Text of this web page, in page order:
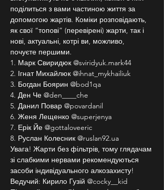
поділиться з вами частиною життя за
допомогою жартів. Коміки розповідають,
як свої “топові” (перевірені) жарти, так і
нові, актуальні, котрі ви, можливо,
почуєте першими.
1. Марк Свиридюк @sviridyuk.mark44
2. Ігнат Михайлюк @ihnat_mykhailiuk
3. Богдан Боярин @bod1qa
4. Ден Че @den____che
5. Данил Повар @povardanil
6. Женя Лещенко @superjenya
7. Ерік Йе @gottaloveeric
8. Руслан Колесник @ruslan92.ua
Увага! Жарти без фільтрів, тому глядачам
зі слабкими нервами рекомендуються
засоби індивідуального алкозахисту!
Ведучий: Кирило Гузій @cocky__kid